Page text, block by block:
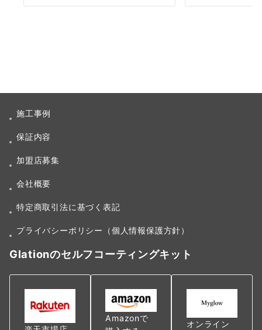
施工事例
保証内容
加盟店募集
会社概要
特定商取引法に基づく表記
プライバシーポリシー（個人情報保護方針）
Glationのセルフコーティングキット
Amazonで
オンライン